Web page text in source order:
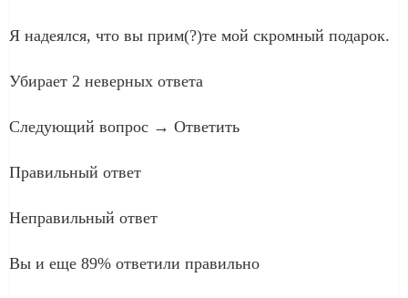
Я надеялся, что вы прим(?)те мой скромный подарок.
Убирает 2 неверных ответа
Следующий вопрос → Ответить
Правильный ответ
Неправильный ответ
Вы и еще 89% ответили правильно